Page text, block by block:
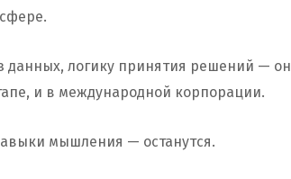
данных, логику принятия решений — он
и в международной корпорации.
мышления — останутся.